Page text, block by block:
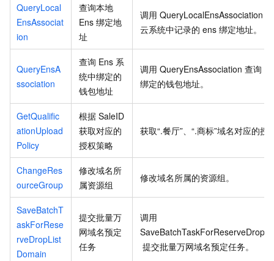
QueryLocal
EnsAssociat
ion
查询本地
Ens 绑定地
址
调用 QueryLocalEnsAssociation
云系统中记录的 ens 绑定地址。
QueryEnsA
ssociation
查询 Ens 系
统中绑定的
钱包地址
调用 QueryEnsAssociation 查询
绑定的钱包地址。
GetQualific
ationUpload
Policy
根据 SaleID
获取对应的
授权策略
获取“.餐厅”、“.商标”域名对应的授
ChangeRes
ourceGroup
修改域名所
属资源组
修改域名所属的资源组。
SaveBatchT
askForRese
rveDropList
Domain
提交批量万
网域名预定
任务
调用
提交批量万网域名预定任务。